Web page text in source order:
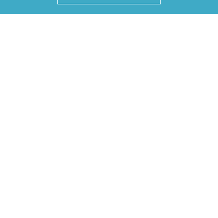
contato.mvndos@webjoias.com.br